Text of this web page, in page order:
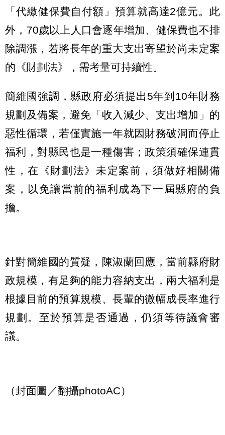
「代繳健保費自付額」預算就高達2億元。此
外，70歲以上人口會逐年增加、健保費也不排
除調漲，若將長年的重大支出寄望於尚未定案
的《財劃法》，需考量可持續性。
簡維國強調，縣政府必須提出5年到10年財務
規劃及備案，避免「收入減少、支出增加」的
惡性循環，若僅實施一年就因財務破洞而停止
福利，對縣民也是一種傷害；政策須確保連貫
性，在《財劃法》未定案前，須做好相關備
案，以免讓當前的福利成為下一屆縣府的負
擔。
針對簡維國的質疑，陳淑蘭回應，當前縣府財
政規模，有足夠的能力容納支出，兩大福利是
根據目前的預算規模、長輩的微幅成長率進行
規劃。至於預算是否通過，仍須等待議會審
議。
（封面圖／翻攝photoAC）